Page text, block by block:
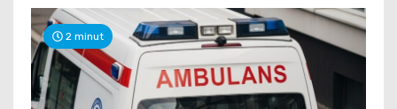
2 minut